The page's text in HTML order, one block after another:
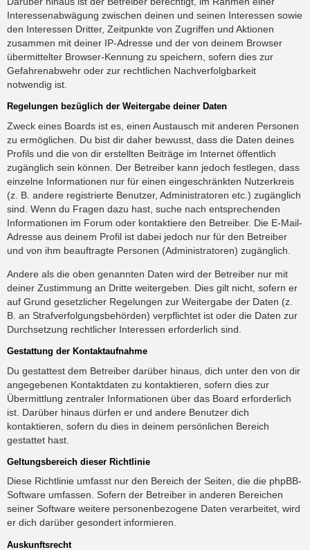
Interessenabwägung zwischen deinen und seinen Interessen sowie
den Interessen Dritter, Zeitpunkte von Zugriffen und Aktionen
zusammen mit deiner IP-Adresse und der von deinem Browser
übermittelter Browser-Kennung zu speichern, sofern dies zur
Gefahrenabwehr oder zur rechtlichen Nachverfolgbarkeit
notwendig ist.
Regelungen bezüglich der Weitergabe deiner Daten
Zweck eines Boards ist es, einen Austausch mit anderen Personen
zu ermöglichen. Du bist dir daher bewusst, dass die Daten deines
Profils und die von dir erstellten Beiträge im Internet öffentlich
zugänglich sein können. Der Betreiber kann jedoch festlegen, dass
einzelne Informationen nur für einen eingeschränkten Nutzerkreis
(z. B. andere registrierte Benutzer, Administratoren etc.) zugänglich
sind. Wenn du Fragen dazu hast, suche nach entsprechenden
Informationen im Forum oder kontaktiere den Betreiber. Die E-Mail-
Adresse aus deinem Profil ist dabei jedoch nur für den Betreiber
und von ihm beauftragte Personen (Administratoren) zugänglich.
Andere als die oben genannten Daten wird der Betreiber nur mit
deiner Zustimmung an Dritte weitergeben. Dies gilt nicht, sofern er
auf Grund gesetzlicher Regelungen zur Weitergabe der Daten (z.
B. an Strafverfolgungsbehörden) verpflichtet ist oder die Daten zur
Durchsetzung rechtlicher Interessen erforderlich sind.
Gestattung der Kontaktaufnahme
Du gestattest dem Betreiber darüber hinaus, dich unter den von dir
angegebenen Kontaktdaten zu kontaktieren, sofern dies zur
Übermittlung zentraler Informationen über das Board erforderlich
ist. Darüber hinaus dürfen er und andere Benutzer dich
kontaktieren, sofern du dies in deinem persönlichen Bereich
gestattet hast.
Geltungsbereich dieser Richtlinie
Diese Richtlinie umfasst nur den Bereich der Seiten, die die phpBB-
Software umfassen. Sofern der Betreiber in anderen Bereichen
seiner Software weitere personenbezogene Daten verarbeitet, wird
er dich darüber gesondert informieren.
Auskunftsrecht